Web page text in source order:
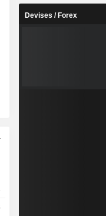
Devises / Forex